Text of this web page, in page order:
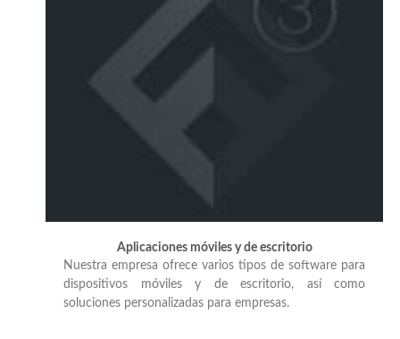
Aplicaciones móviles y de escritorio
Nuestra empresa ofrece varios tipos de software para
dispositivos móviles y de escritorio, así como
soluciones personalizadas para empresas.